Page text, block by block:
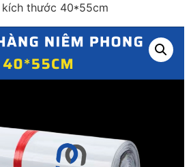
thước 40*55cm